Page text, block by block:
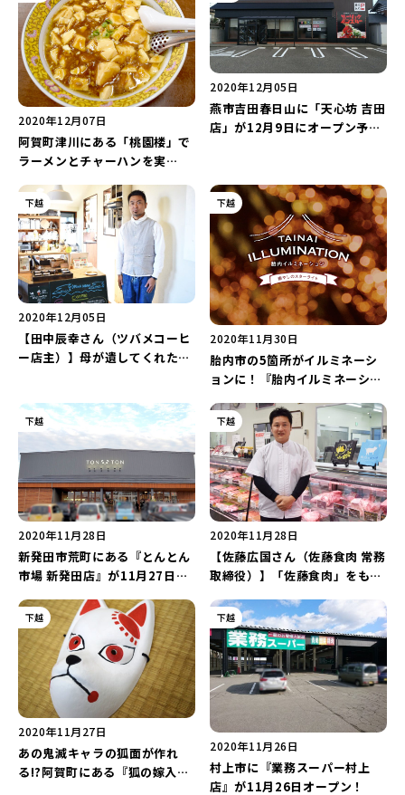
2020年12月07日
阿賀町津川にある「桃園楼」で
ラーメンとチャーハンを実
2020年12月05日
燕市吉田春日山に「天心坊 吉田
店」が12月9日にオープン予
下越
2020年12月05日
【田中辰幸さん（ツバメコーヒ
ー店主）】母が遺してくれた場
下越
2020年11月30日
胎内市の5箇所がイルミネーシ
ョンに！『胎内イルミネーショ
下越
2020年11月28日
新発田市荒町にある『とんとん
市場 新発田店』が11月27日に
下越
2020年11月28日
【佐藤広国さん（佐藤食肉 常務
取締役）】「佐藤食肉」をもっ
品を作る
下越
2020年11月27日
あの鬼滅キャラの狐面が作れ
る!?阿賀町にある『狐の嫁入り
下越
2020年11月26日
村上市に『業務スーパー村上
店』が11月26日オープン！